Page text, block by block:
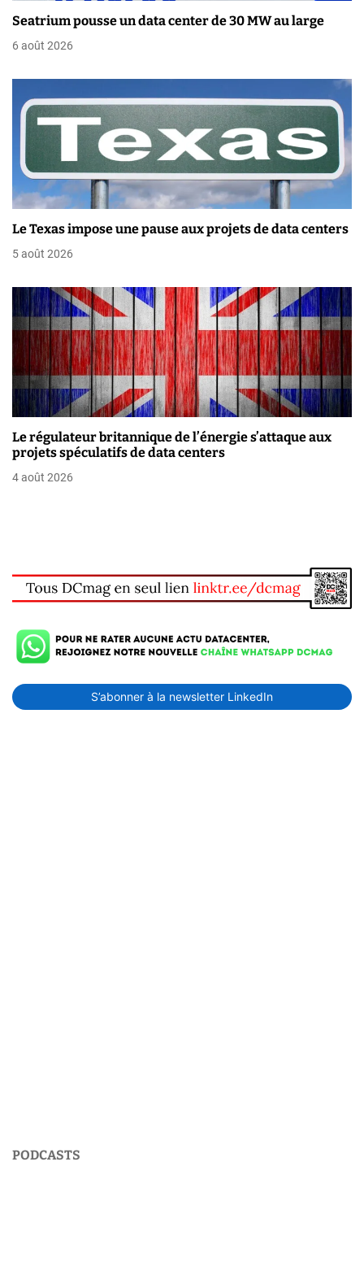
d
e
r
t
i
c
l
e
Seatrium pousse un data center de 30 MW au large
6 août 2026
Le Texas impose une pause aux projets de data centers
5 août 2026
Le régulateur britannique de l’énergie s’attaque aux
projets spéculatifs de data centers
4 août 2026
S’abonner à la newsletter LinkedIn
PODCASTS